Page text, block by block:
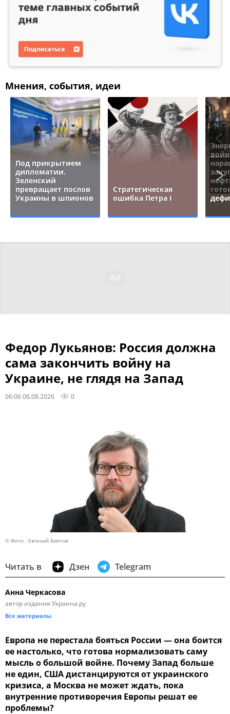
Мнения, события, идеи
Под прикрытием
дипломатии.
Зеленский
превращает послов
Украины в шпионов
Стратегическая
ошибка Петра I
Федор Лукьянов: Россия должна
сама закончить войну на
Украине, не глядя на Запад
06:06 06.08.2026 0
© Фото : Евгений Биятов
Читать в Дзен Telegram
Анна Черкасова
автор издания Украина.ру
Все материалы
Европа не перестала бояться России — она боится
ее настолько, что готова нормализовать саму
мысль о большой войне. Почему Запад больше
не един, США дистанцируются от украинского
кризиса, а Москва не может ждать, пока
внутренние противоречия Европы решат ее
проблемы?